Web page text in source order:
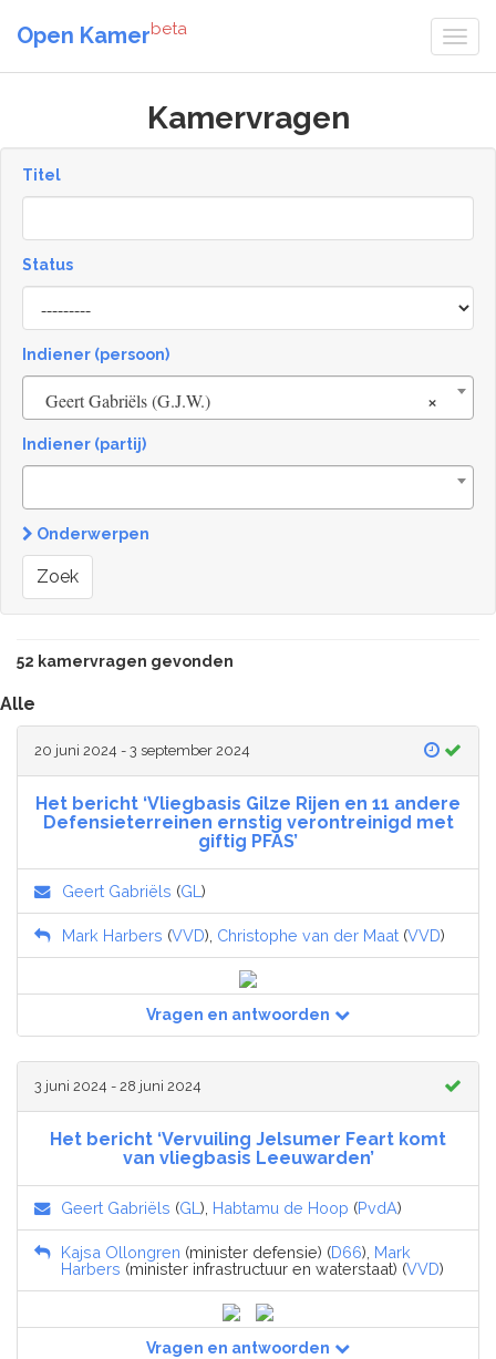
Open Kamerbeta
Kamervragen
Titel
Status
[invalid
name]
Indiener (persoon)
×
Geert Gabriëls (G.J.W.)
Indiener (partij)
Onderwerpen
Zoek
52 kamervragen gevonden
Alle
20 juni 2024 - 3 september 2024
Het bericht ‘Vliegbasis Gilze Rijen en 11 andere
Defensieterreinen ernstig verontreinigd met
giftig PFAS’
Geert Gabriëls (GL )
Mark Harbers (VVD), Christophe van der Maat (VVD)
Vragen en antwoorden
3 juni 2024 - 28 juni 2024
Het bericht ‘Vervuiling Jelsumer Feart komt
van vliegbasis Leeuwarden’
Geert Gabriëls (GL ), Habtamu de Hoop (PvdA)
Kajsa Ollongren (minister defensie) (D66), Mark
Harbers (minister infrastructuur en waterstaat) (VVD)
Vragen en antwoorden